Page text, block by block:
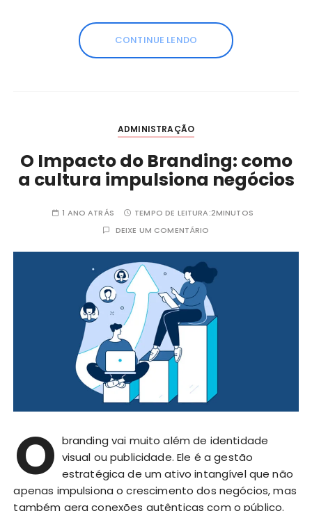
CONTINUE LENDO
ADMINISTRAÇÃO
O Impacto do Branding: como
a cultura impulsiona negócios
1 ANO ATRÁS TEMPO DE LEITURA:2MINUTOS
DEIXE UM COMENTÁRIO
O branding vai muito além de identidade
visual ou publicidade. Ele é a gestão
estratégica de um ativo intangível que não
apenas impulsiona o crescimento dos negócios, mas
também gera conexões autênticas com o público.